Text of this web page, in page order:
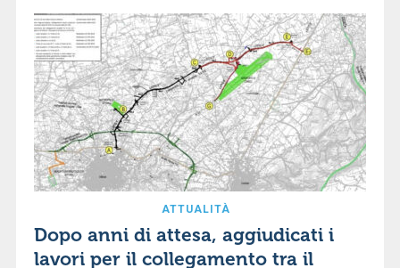
ATTUALITÀ
Dopo anni di attesa, aggiudicati i
lavori per il collegamento tra il